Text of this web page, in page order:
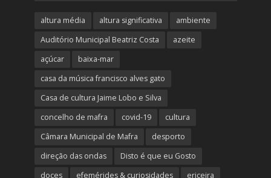
altura média altura significativa
ambiente
Auditório Municipal Beatriz Costa
azeite
açúcar
baixa-mar
casa da música francisco alves gato
Casa de cultura Jaime Lobo e Silva
concelho de mafra
covid-19
cultura
Câmara Municipal de Mafra
desporto
direção das ondas
Disto é que eu Gosto
doces
efemérides & curiosidades ericeira